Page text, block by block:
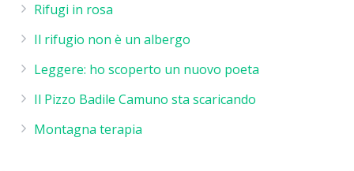
Rifugi in rosa
Il rifugio non è un albergo
Leggere: ho scoperto un nuovo poeta
Il Pizzo Badile Camuno sta scaricando
Montagna terapia